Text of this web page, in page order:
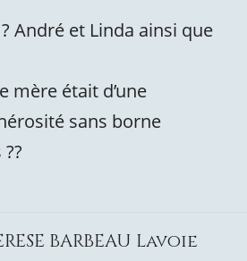
André et Linda ainsi que
mère était d’une
sans borne
BARBEAU Lavoie